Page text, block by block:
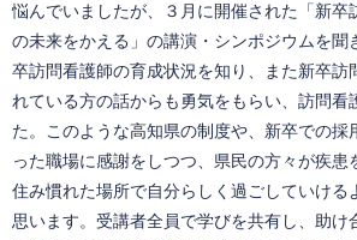
悩んでいましたが、３月に開催された「新卒
の未来をかえる」の講演・シンポジウムを聞
卒訪問看護師の育成状況を知り、また新卒訪
れている方の話からも勇気をもらい、訪問看
た。このような高知県の制度や、新卒での採
った職場に感謝をしつつ、県民の方々が疾患
住み慣れた場所で自分らしく過ごしていける
思います。受講者全員で学びを共有し、助け